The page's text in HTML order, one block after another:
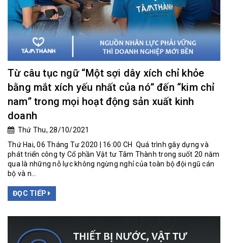
Từ câu tục ngữ “Một sợi dây xích chỉ khỏe
bằng mắt xích yếu nhất của nó” đến “kim chỉ
nam” trong mọi hoạt động sản xuất kinh
doanh
Thứ Thu, 28/10/2021
Thứ Hai, 06 Tháng Tư 2020 | 16:00 CH Quá trình gây dựng và
phát triển công ty Cổ phần Vật tư Tâm Thành trong suốt 20 năm
qua là những nỗ lực không ngừng nghỉ của toàn bộ đội ngũ cán
bộ và n...
ĐỌC TIẾP